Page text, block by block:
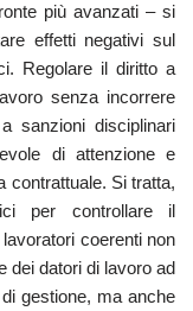
più avanzati – si
effetti negativi sul
Regolare il diritto a
senza incorrere
sanzioni disciplinari
di attenzione e
contrattuale. Si tratta,
per controllare il
coerenti non
dei datori di lavoro ad
gestione, ma anche